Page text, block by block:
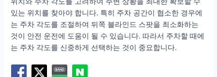
있는 위치를 찾아야 합니다. 특히 주차 공간이 협소한 경우에
는 주차 각도를 조절하여 뒤쪽 블라인드 스팟을 최소화하는
것이 안전 운전에 도움이 될 수 있습니다. 따라서 주차할 때에
는 주차 각도를 신중하게 선택하는 것이 중요합니다.